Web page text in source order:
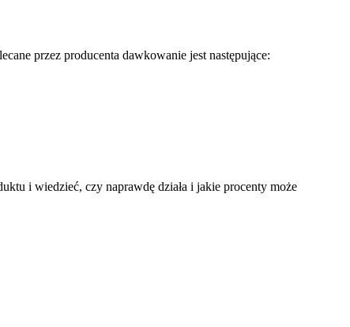
przez producenta dawkowanie jest następujące:
i wiedzieć, czy naprawdę działa i jakie procenty może